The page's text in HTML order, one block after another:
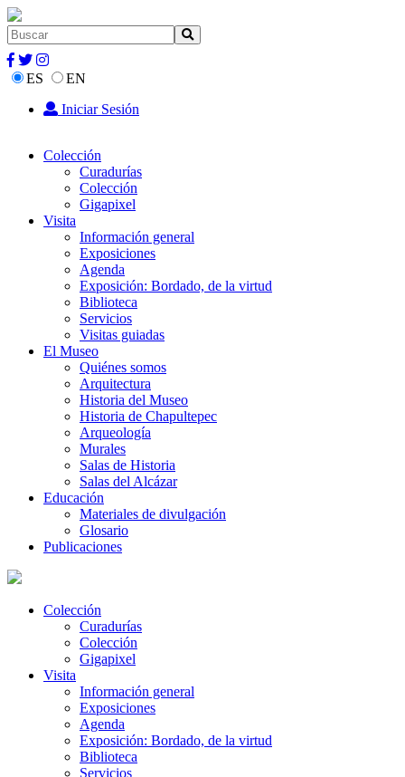
ES
EN
Iniciar Sesión
Colección
Curadurías
Colección
Gigapixel
Visita
Información general
Exposiciones
Agenda
Exposición: Bordado, de la virtud
Biblioteca
Servicios
Visitas guiadas
El Museo
Quiénes somos
Arquitectura
Historia del Museo
Historia de Chapultepec
Arqueología
Murales
Salas de Historia
Salas del Alcázar
Educación
Materiales de divulgación
Glosario
Publicaciones
Colección
Curadurías
Colección
Gigapixel
Visita
Información general
Exposiciones
Agenda
Exposición: Bordado, de la virtud
Biblioteca
Servicios